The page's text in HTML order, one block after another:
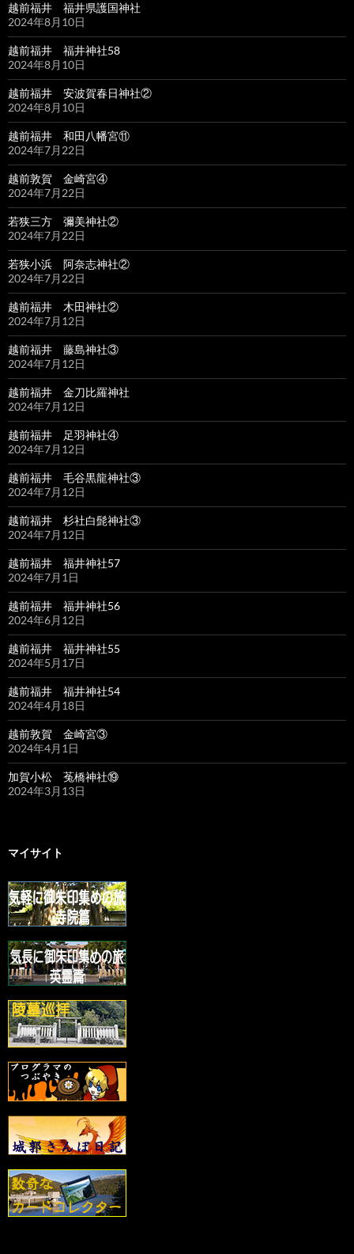
越前福井 福井県護国神社
2024年8月10日
越前福井 福井神社58
2024年8月10日
越前福井 安波賀春日神社②
2024年8月10日
越前福井 和田八幡宮⑪
2024年7月22日
越前敦賀 金崎宮④
2024年7月22日
若狭三方 彌美神社②
2024年7月22日
若狭小浜 阿奈志神社②
2024年7月22日
越前福井 木田神社②
2024年7月12日
越前福井 藤島神社③
2024年7月12日
越前福井 金刀比羅神社
2024年7月12日
越前福井 足羽神社④
2024年7月12日
越前福井 毛谷黒龍神社③
2024年7月12日
越前福井 杉社白髭神社③
2024年7月12日
越前福井 福井神社57
2024年7月1日
越前福井 福井神社56
2024年6月12日
越前福井 福井神社55
2024年5月17日
越前福井 福井神社54
2024年4月18日
越前敦賀 金崎宮③
2024年4月1日
加賀小松 菟橋神社⑲
2024年3月13日
マイサイト